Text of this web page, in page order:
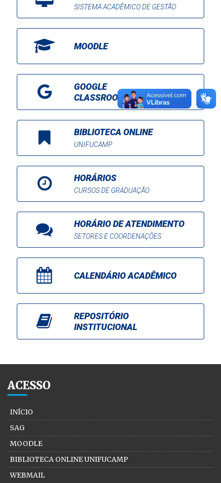
SISTEMA ACADÊMICO DE GESTÃO
MOODLE
GOOGLE
CLASSROOM
BIBLIOTECA ONLINE
UNIFUCAMP
HORÁRIOS
CURSOS DE GRADUAÇÃO
HORÁRIO DE ATENDIMENTO
SETORES E COORDENAÇÕES
CALENDÁRIO ACADÊMICO
REPOSITÓRIO
INSTITUCIONAL
ACESSO
INÍCIO
SAG
MOODLE
BIBLIOTECA ONLINE UNIFUCAMP
WEBMAIL